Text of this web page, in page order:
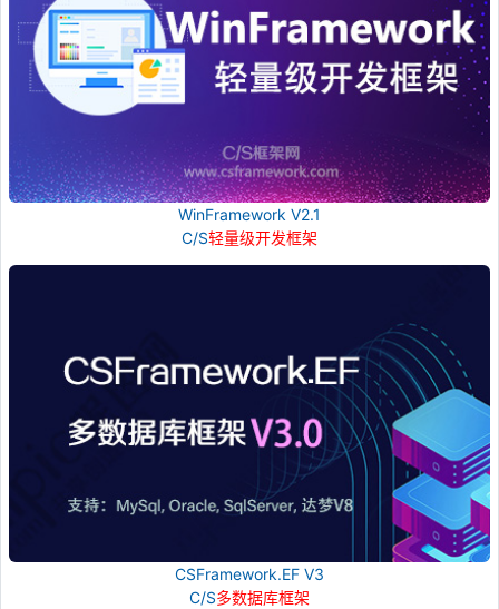
WinFramework V2.1
C/S轻量级开发框架
CSFramework.EF V3
C/S多数据库框架